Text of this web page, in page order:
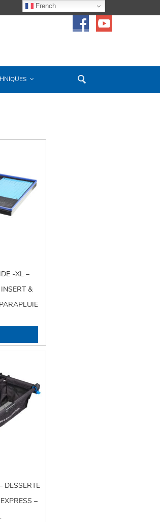
-XL –
&
DESSERTE
–
French